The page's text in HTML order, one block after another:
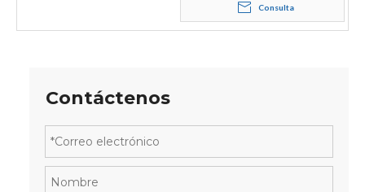
Consulta
Contáctenos